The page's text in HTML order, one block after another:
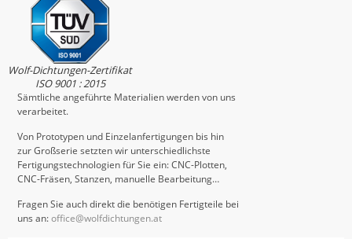
Wolf-Dichtungen-Zertifikat
ISO 9001 : 2015
Sämtliche angeführte Materialien werden von uns
verarbeitet.
Von Prototypen und Einzelanfertigungen bis hin
zur Großserie setzten wir unterschiedlichste
Fertigungstechnologien für Sie ein: CNC-Plotten,
CNC-Fräsen, Stanzen, manuelle Bearbeitung…
Fragen Sie auch direkt die benötigen Fertigteile bei
uns an:office@wolfdichtungen.at